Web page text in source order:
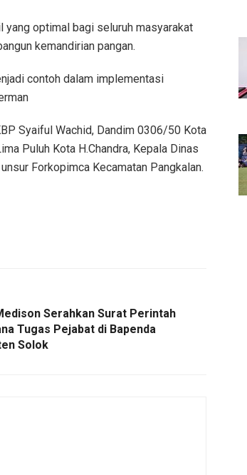
yang optimal bagi seluruh masyarakat
kemandirian pangan.
contoh dalam implementasi
Syaiful Wachid, Dandim 0306/50 Kota
Puluh Kota H.Chandra, Kepala Dinas
Forkopimca Kecamatan Pangkalan.
Serahkan Surat Perintah
Tugas Pejabat di Bapenda
Solok